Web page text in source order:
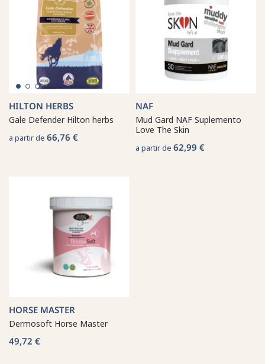
HILTON HERBS
Gale Defender Hilton herbs
a partir de 66,76 €
NAF
Mud Gard NAF Suplemento
Love The Skin
a partir de 62,99 €
HORSE MASTER
Dermosoft Horse Master
49,72 €